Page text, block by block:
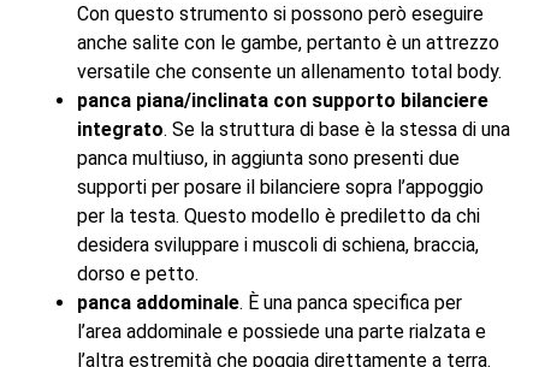
Con questo strumento si possono però eseguire
anche salite con le gambe, pertanto è un attrezzo
versatile che consente un allenamento total body.
panca piana/inclinata con supporto bilanciere
integrato. Se la struttura di base è la stessa di una
panca multiuso, in aggiunta sono presenti due
supporti per posare il bilanciere sopra l’appoggio
per la testa. Questo modello è prediletto da chi
desidera sviluppare i muscoli di schiena, braccia,
dorso e petto.
panca addominale. È una panca specifica per
l’area addominale e possiede una parte rialzata e
l’altra estremità che poggia direttamente a terra.